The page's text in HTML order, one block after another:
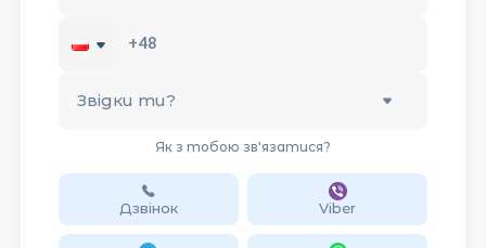
Звідки ти?
Як з тобою зв'язатися?
Дзвінок Viber